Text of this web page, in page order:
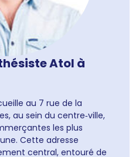
Atol à
au 7 rue de la
au sein du centre‑ville,
les plus
Cette adresse
central, entouré de